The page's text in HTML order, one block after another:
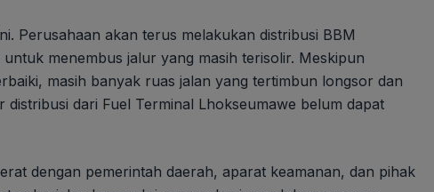
Perusahaan akan terus melakukan distribusi BBM
menembus jalur yang masih terisolir. Meskipun
masih banyak ruas jalan yang tertimbun longsor dan
dari Fuel Terminal Lhokseumawe belum dapat
dengan pemerintah daerah, aparat keamanan, dan pihak